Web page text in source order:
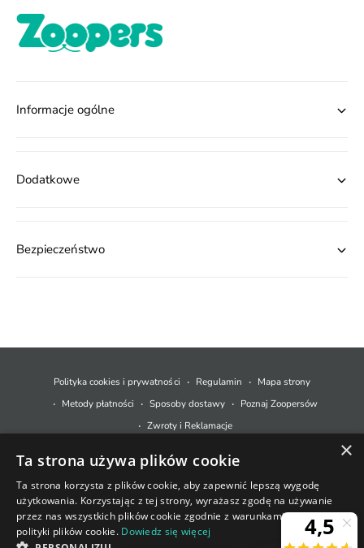
Ostatnie sztuki!
Informacje ogólne
Dodatkowe
Bezpieczeństwo
e
y
p
ł
a
t
© 2026,Zoopers.pl. Technologia Shopify
Polityka cookies i prywatności Regulamin
Mapa strony
Metody płatności
Sposoby dostawy
Poznaj Zoopersów
Zwroty i Reklamacje
+48 733 550 021
sklep@zoopers.pl
×
Ta strona używa plików cookie
Ta strona korzysta z plików cookie, aby zapewnić lepszą wygodę
użytkowania. Korzystając z tej strony, wyrażasz zgodę na używanie
przez nas wszystkich plików cookie zgodnie z warunkami naszej
polityki plików cookie. Dowiedz się więcej